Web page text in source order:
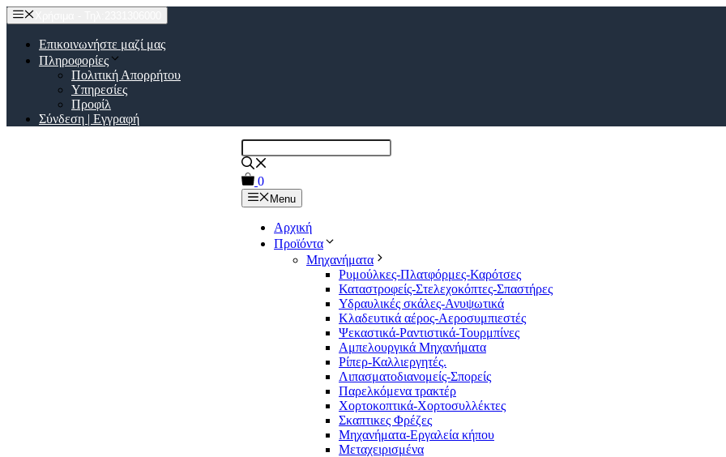
Μετάβαση
σε
περιεχόμενο
Επικοινωνήστε μαζί μας
Πληροφορίες
Πολιτική Απορρήτου
Υπηρεσίες
Προφίλ
Σύνδεση | Εγγραφή
0
Menu
Αρχική
Προϊόντα
Μηχανήματα
Ρυμούλκες-Πλατφόρμες-Καρότσες
Καταστροφείς-Στελεχοκόπτες-Σπαστήρες
Υδραυλικές σκάλες-Ανυψωτικά
Κλαδευτικά αέρος-Αεροσυμπιεστές
Ψεκαστικά-Ραντιστικά-Τουρμπίνες
Αμπελουργικά Μηχανήματα
Ρίπερ-Καλλιεργητές.
Λιπασματοδιανομείς-Σπορείς
Παρελκόμενα τρακτέρ
Χορτοκοπτικά-Χορτοσυλλέκτες
Σκαπτικες Φρέζες
Μηχανήματα-Εργαλεία κήπου
Μεταχειρισμένα